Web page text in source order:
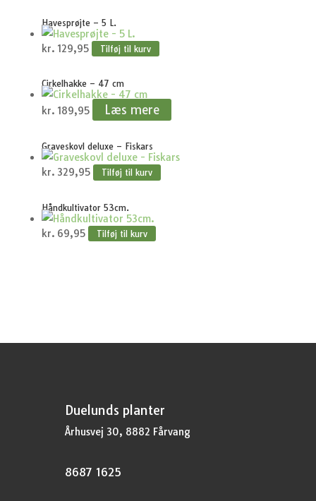
Havesprøjte – 5 L.
kr. 129,95 Tilføj til kurv
Cirkelhakke – 47 cm
kr. 189,95 Læs mere
Graveskovl deluxe – Fiskars
kr. 329,95 Tilføj til kurv
Håndkultivator 53cm.
kr. 69,95 Tilføj til kurv
Duelunds planter
Århusvej 30, 8882 Fårvang
8687 1625